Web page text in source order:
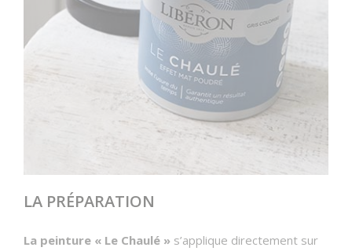
LA PRÉPARATION
La peinture « Le Chaulé » s’applique directement sur